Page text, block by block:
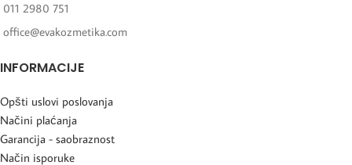
011 2980 751
office@evakozmetika.com
INFORMACIJE
Opšti uslovi poslovanja
Načini plaćanja
Garancija - saobraznost
Način isporuke